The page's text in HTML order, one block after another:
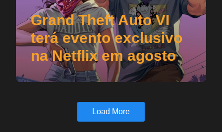
Grand Theft Auto VI
terá evento exclusivo
na Netflix em agosto
Load More